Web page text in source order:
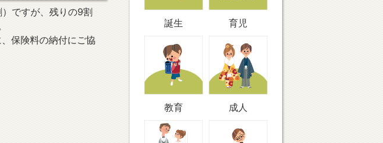
ですが、残りの9割
保険料の納付にご協
誕生 育児
教育 成人